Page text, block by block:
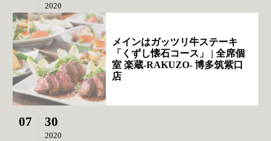
2020
メインはガッツリ牛ステーキ
「くずし懐石コース」 | 全席個
室 楽蔵‐RAKUZO‐ 博多筑紫口
店
07 30
2020